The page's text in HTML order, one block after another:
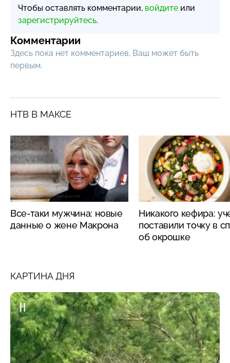
Чтобы оставлять комментарии, войдите или
зарегистрируйтесь.
Комментарии
Здесь пока нет комментариев, Ваш может быть
первым.
НТВ В МАКСЕ
Все-таки мужчина: новые
данные о жене Макрона
Никакого кефира:
поставили точку в
об окрошке
КАРТИНА ДНЯ